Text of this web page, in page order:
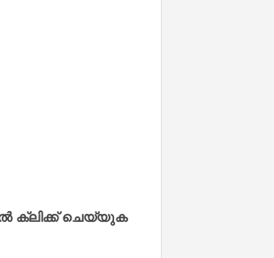
ക്ലിക്ക് ചെയ്യുക